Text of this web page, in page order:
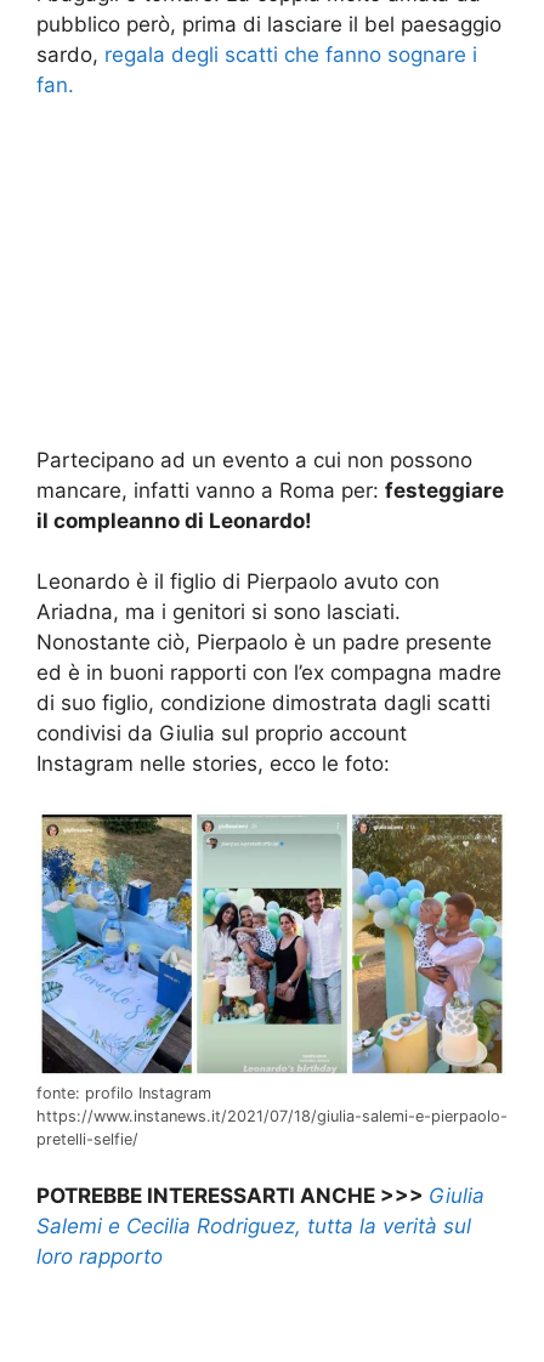
pubblico però, prima di lasciare il bel paesaggio
sardo, regala degli scatti che fanno sognare i
fan.
Partecipano ad un evento a cui non possono
mancare, infatti vanno a Roma per: festeggiare
il compleanno di Leonardo!
Leonardo è il figlio di Pierpaolo avuto con
Ariadna, ma i genitori si sono lasciati.
Nonostante ciò, Pierpaolo è un padre presente
ed è in buoni rapporti con l’ex compagna madre
di suo figlio, condizione dimostrata dagli scatti
condivisi da Giulia sul proprio account
Instagram nelle stories, ecco le foto:
fonte: profilo Instagram
https://www.instanews.it/2021/07/18/giulia-salemi-e-pierpaolo-
pretelli-selfie/
POTREBBE INTERESSARTI ANCHE >>> Giulia
Salemi e Cecilia Rodriguez, tutta la verità sul
loro rapporto